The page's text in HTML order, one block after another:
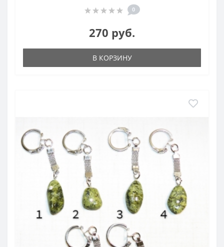
0
270 руб.
В КОРЗИНУ